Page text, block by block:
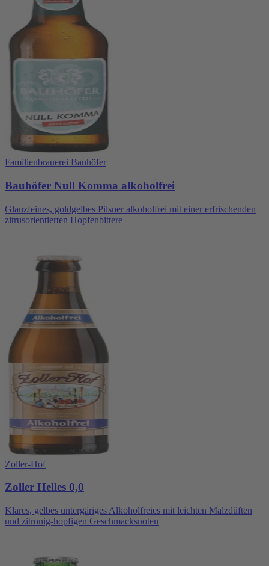
Familienbrauerei Bauhöfer
Bauhöfer Null Komma alkoholfrei
Glanzfeines, goldgelbes Pilsner alkoholfrei mit einer erfrischenden
zitrusorientierten Hopfenbittere
Zoller-Hof
Zoller Helles 0,0
Klares, gelbes untergäriges Alkoholfreies mit leichten Malzdüften
und zitronig-hopfigen Geschmacksnoten